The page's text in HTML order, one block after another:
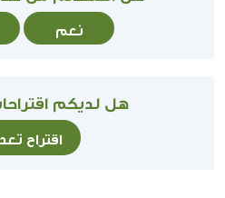
نعم
هل لديكم
اقتراح